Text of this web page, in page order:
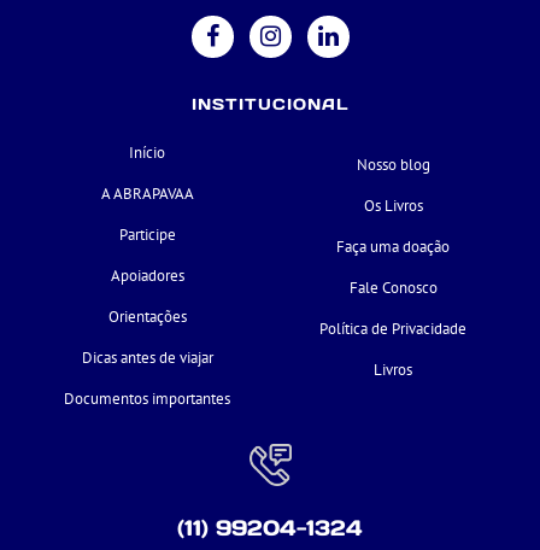
INSTITUCIONAL
Início
A ABRAPAVAA
Participe
Apoiadores
Orientações
Dicas antes de viajar
Documentos importantes
Nosso blog
Os Livros
Faça uma doação
Fale Conosco
Política de Privacidade
Livros
(11) 99204-1324